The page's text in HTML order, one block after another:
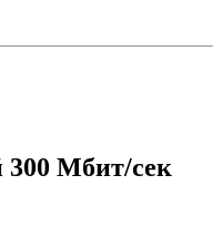
Мбит/сек